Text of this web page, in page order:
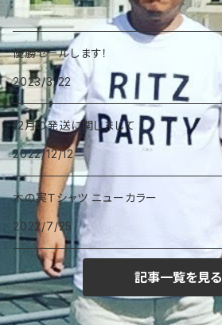
優勝セールします！
2023/3/22
12月の発送に関しまして
2022/12/12
木の実Ｔシャツ ニューカラー
2022/7/25
記事一覧を見る